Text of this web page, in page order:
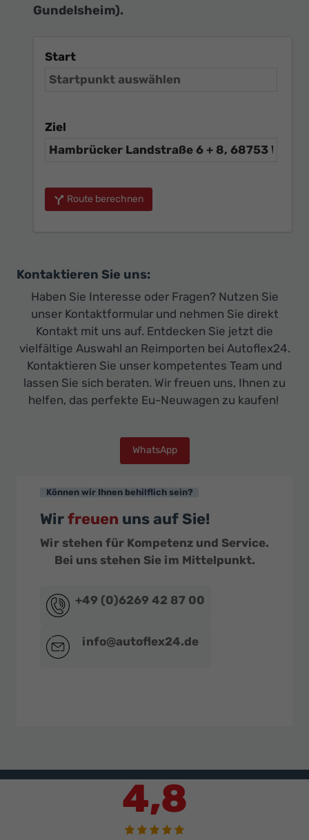
Gundelsheim).
Start
Ziel
Route berechnen
Kontaktieren Sie uns:
Haben Sie Interesse oder Fragen? Nutzen Sie
unser Kontaktformular und nehmen Sie direkt
Kontakt mit uns auf. Entdecken Sie jetzt die
vielfältige Auswahl an Reimporten bei Autoflex24.
Kontaktieren Sie unser kompetentes Team und
lassen Sie sich beraten. Wir freuen uns, Ihnen zu
helfen, das perfekte Eu-Neuwagen zu kaufen!
WhatsApp
Können wir Ihnen behilflich sein?
Wirfreuen uns auf Sie!
Wir stehen für Kompetenz und Service.
Bei uns stehen Sie im Mittelpunkt.
+49 (0)6269 42 87 00
info@autoflex24.de
4,8